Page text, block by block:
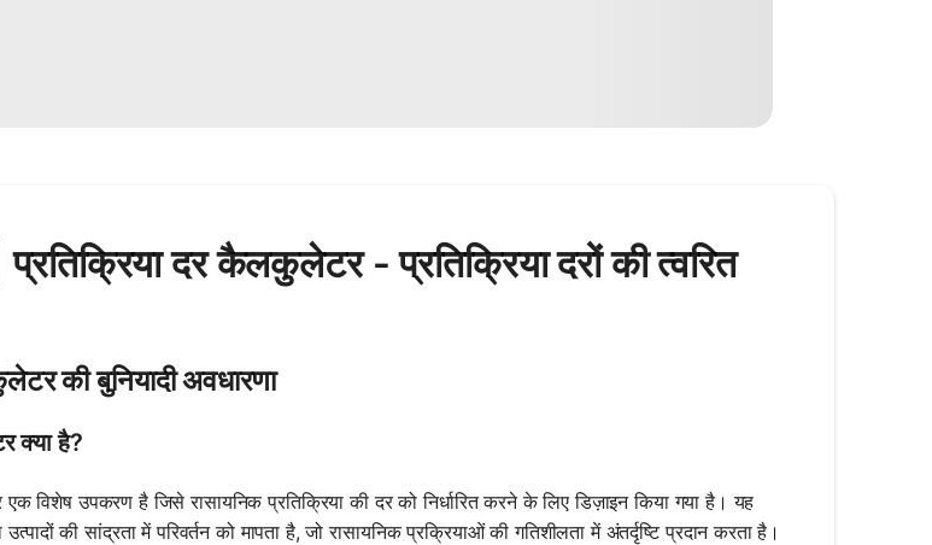
दर कैलकुलेटर - प्रतिक्रिया दरों की त्वरित
की बुनियादी अवधारणा
क्या है?
विशेष उपकरण है जिसे रासायनिक प्रतिक्रिया की दर को निर्धारित करने के लिए डिज़ाइन किया गया है। यह
की सांद्रता में परिवर्तन को मापता है, जो रासायनिक प्रक्रियाओं की गतिशीलता में अंतर्दृष्टि प्रदान करता है।